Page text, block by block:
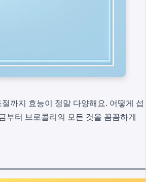
까지 효능이 정말 다양해요. 어떻게 섭
부터 브로콜리의 모든 것을 꼼꼼하게